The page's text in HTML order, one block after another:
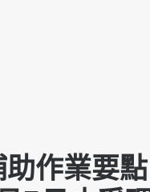
作業要